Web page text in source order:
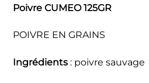
Poivre CUMEO 125GR
POIVRE EN GRAINS
Ingrédients : poivre sauvage